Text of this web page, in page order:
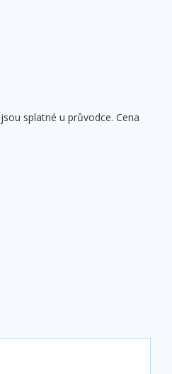
splatné u průvodce. Cena